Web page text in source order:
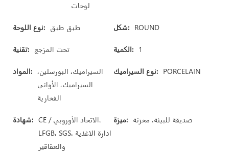
لوحات
نوع اللوحة: طبق طبق شكل: ROUND
تقنية: تحت المزجج الكمية: 1
المواد: السيراميك، البورسلين،
السيراميك، الأواني
الفخارية
نوع السيراميك: PORCELAIN
شهادة: CE / الاتحاد الأوروبي،
LFGB، SGS، ادارة الاغذية
والعقاقير
ميزة: صديقة للبيئة، مخزنة